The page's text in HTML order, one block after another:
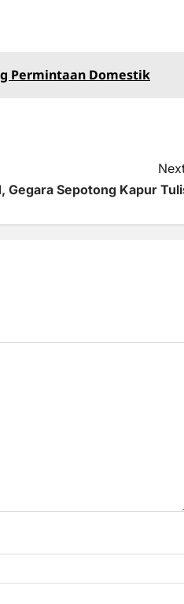
Permintaan Domestik
Gegara Sepotong Kapur